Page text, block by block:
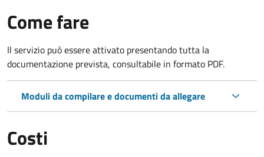
Come fare
Il servizio può essere attivato presentando tutta la
documentazione prevista, consultabile in formato PDF.
Moduli da compilare e documenti da allegare
Costi